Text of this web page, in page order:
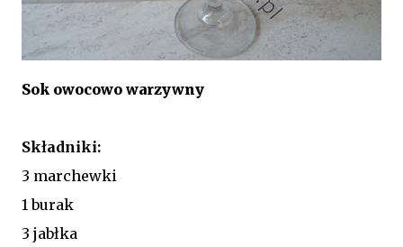
Sok owocowo warzywny
Składniki:
3 marchewki
1 burak
3 jabłka